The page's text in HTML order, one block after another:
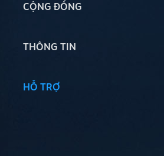
CỘNG ĐỒNG
THÔNG TIN
HỖ TRỢ